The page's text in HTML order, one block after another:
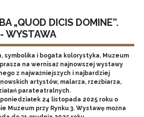
„QUOD DICIS DOMINE”.
WYSTAWA
symbolika i bogata kolorystyka. Muzeum
na wernisaż najnowszej wystawy
z najważniejszych i najbardziej
artystów, malarza, rzeźbiarza,
parateatralnych.
poniedziałek 24 listopada 2025 roku o
Muzeum przy Rynku 3. Wystawę można